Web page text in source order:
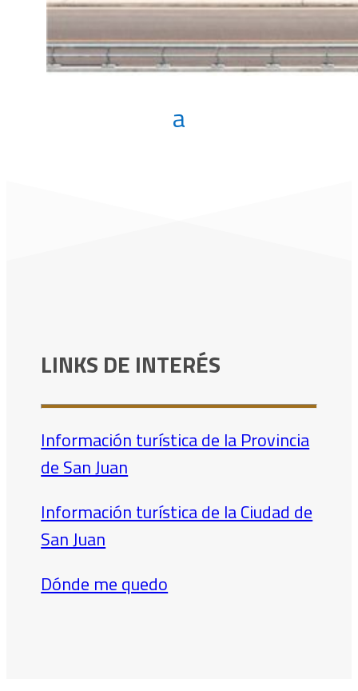
LINKS DE INTERÉS
Información turística de la Provincia
de San Juan
Información turística de la Ciudad de
San Juan
Dónde me quedo